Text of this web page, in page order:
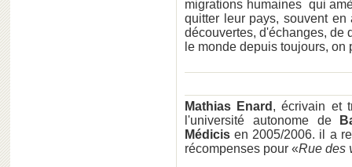
migrations humaines qui
quitter leur pays, souvent
découvertes, d'échanges, de
le monde depuis toujours,
Mathias Enard , écrivain et
l'université autonome de
Médicis en 2005/2006. il a
récompenses pour «Rue des